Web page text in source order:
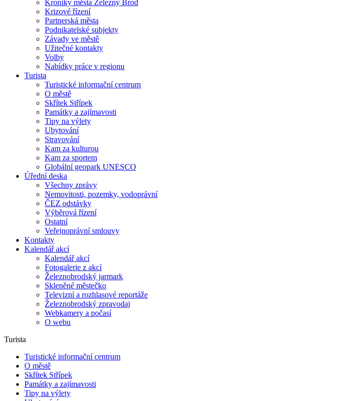
Kroniky města Železný Brod
Krizové řízení
Partnerská města
Podnikatelské subjekty
Závady ve městě
Užitečné kontakty
Volby
Nabídky práce v regionu
Turista
Turistické informační centrum
O městě
Skřítek Střípek
Památky a zajímavosti
Tipy na výlety
Ubytování
Stravování
Kam za kulturou
Kam za sportem
Globální geopark UNESCO
Úřední deska
Všechny zprávy
Nemovitosti, pozemky, vodoprávní
ČEZ odstávky
Výběrová řízení
Ostatní
Veřejnoprávní smlouvy
Kontakty
Kalendář akcí
Kalendář akcí
Fotogalerie z akcí
Železnobrodský jarmark
Skleněné městečko
Televizní a rozhlasové reportáže
Železnobrodský zpravodaj
Webkamery a počasí
O webu
Turista
Turistické informační centrum
O městě
Skřítek Střípek
Památky a zajímavosti
Tipy na výlety